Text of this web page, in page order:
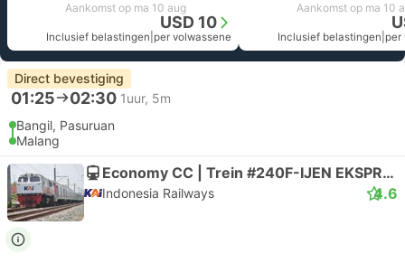
Aankomst op ma 10 aug
USD 10
Inclusief belastingen per volwassene
Aankomst op ma 10
Inclusief belastingen per
Direct bevestiging
01:25 02:30 1uur, 5m
Bangil, Pasuruan
Malang
Economy CC | Trein #240F-IJEN EKSPRES
Indonesia Railways 4.6